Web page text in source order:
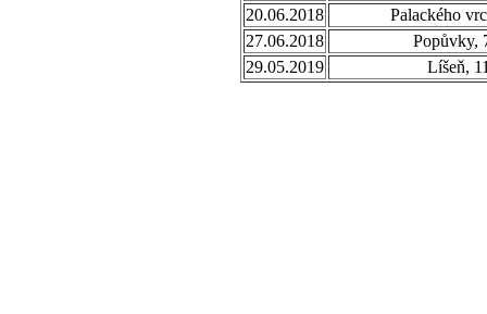
20.06.2018
Palackého
27.06.2018
Popůvky,
29.05.2019
Líšeň,